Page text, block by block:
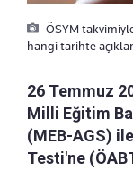
ÖSYM
hangi tarihte
26 Temmuz
Milli Eğitim
(MEB-AGS)
Testi'ne